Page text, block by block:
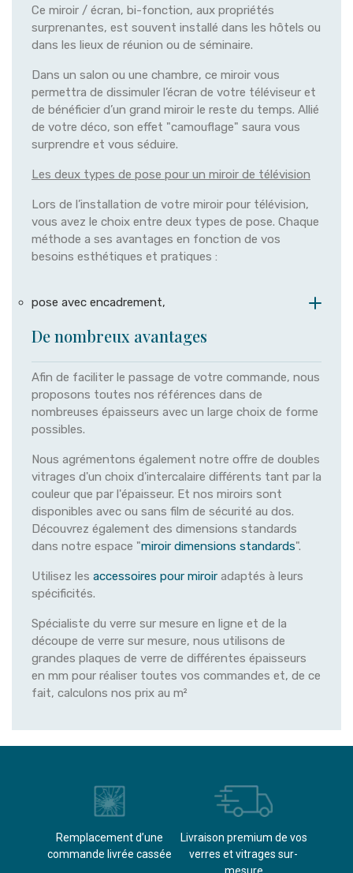
Ce miroir / écran, bi-fonction, aux propriétés
surprenantes, est souvent installé dans les hôtels ou
dans les lieux de réunion ou de séminaire.
Dans un salon ou une chambre, ce miroir vous
permettra de dissimuler l’écran de votre téléviseur et
de bénéficier d’un grand miroir le reste du temps. Allié
de votre déco, son effet "camouflage" saura vous
surprendre et vous séduire.
Les deux types de pose pour un miroir de télévision
Lors de l’installation de votre miroir pour télévision,
vous avez le choix entre deux types de pose. Chaque
méthode a ses avantages en fonction de vos
besoins esthétiques et pratiques :
pose avec encadrement,
De nombreux avantages
Afin de faciliter le passage de votre commande, nous
proposons toutes nos références dans de
nombreuses épaisseurs avec un large choix de forme
possibles.
Nous agrémentons également notre offre de doubles
vitrages d'un choix d'intercalaire différents tant par la
couleur que par l'épaisseur. Et nos miroirs sont
disponibles avec ou sans film de sécurité au dos.
Découvrez également des dimensions standards
dans notre espace "miroir dimensions standards".
Utilisez les accessoires pour miroir adaptés à leurs
spécificités.
Spécialiste du verre sur mesure en ligne et de la
découpe de verre sur mesure, nous utilisons de
grandes plaques de verre de différentes épaisseurs
en mm pour réaliser toutes vos commandes et, de ce
fait, calculons nos prix au m²
Remplacement d’une
commande livrée cassée​
Livraison premium de vos
verres et vitrages sur-